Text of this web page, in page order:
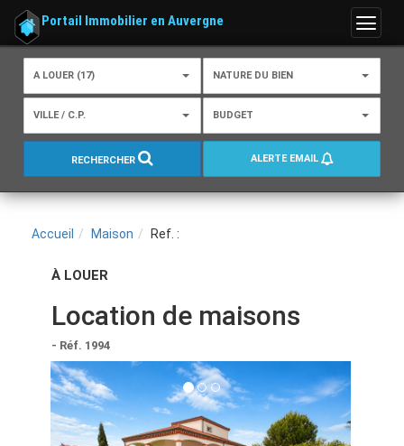
Menu
Portail Immobilier en Auvergne
A LOUER (17) NATURE DU BIEN
VILLE / C.P. BUDGET
RECHERCHER ALERTE EMAIL
Accueil Maison Ref. :
À LOUER
Location de maisons
- Réf. 1994